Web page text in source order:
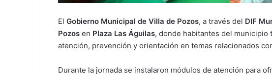
El Gobierno Municipal de Villa de Pozos, a través del DIF
Pozos en Plaza Las Águilas, donde habitantes del
atención, prevención y orientación en temas relacionados
Durante la jornada se instalaron módulos de atención para